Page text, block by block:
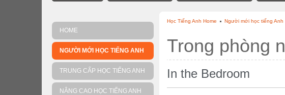
Học Tiếng Anh Home Người mới học tiếng Anh
Trong phòng
In the Bedroom
HOME
NGƯỜI MỚI HỌC TIẾNG ANH
TRUNG CẤP HỌC TIẾNG ANH
NÂNG CAO HỌC TIẾNG ANH